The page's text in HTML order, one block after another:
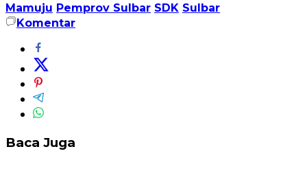
Mamuju Pemprov Sulbar SDK Sulbar
Komentar
Baca Juga